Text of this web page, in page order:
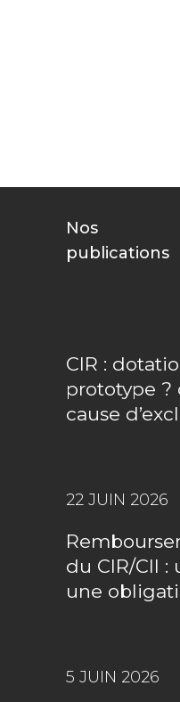
Nos
publications
CIR :
prototype ?
cause
22 JUIN 2026
du CIR/CII :
une
5 JUIN 2026